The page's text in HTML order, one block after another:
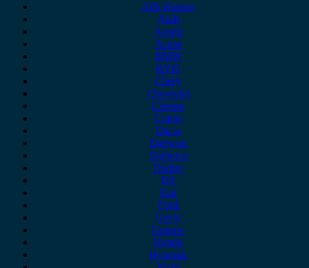
Alfa Romeo
Audi
Austin
Acura
BMW
BYD
Chery
Chevrolet
Citroen
Cupra
Dacia
Daewoo
Daihatsu
Dodge
DS
Fiat
Ford
Geely
Gonow
Honda
Hyundai